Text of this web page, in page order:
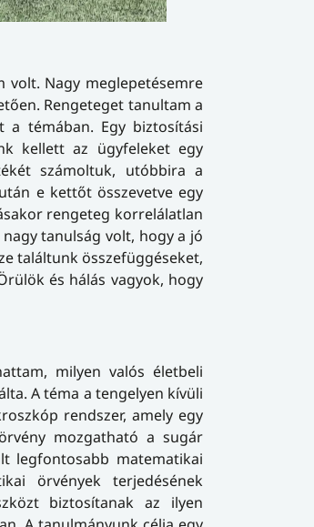
volt. Nagy meglepetésemre
Rengeteget tanultam a
a témában. Egy biztosítási
kellett az ügyfeleket egy
számoltuk, utóbbira a
e kettőt összevetve egy
rengeteg korrelálatlan
tanulság volt, hogy a jó
találtunk összefüggéseket,
és hálás vagyok, hogy
milyen valós életbeli
A téma a tengelyen kívüli
rendszer, amely egy
mozgatható a sugár
legfontosabb matematikai
örvények terjedésének
biztosítanak az ilyen